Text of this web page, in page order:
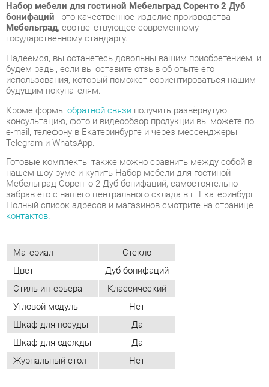
будем рады, если вы оставите отзыв об опыте его
использования, который поможет сориентироваться нашим
будущим покупателям.
Кроме формы обратной связи
консультацию, фото и видеообзор продукции вы можете по
e-mail, телефону в Екатеринбурге и через мессенджеры
Telegram и WhatsApp.
Готовые комплекты также можно сравнить между собой в
нашем шоу-руме и купить Набор мебели для гостиной
Мебельград Соренто 2 Дуб бонифаций, самостоятельно
забрав его с нашего центрального склада в г. Екатеринбург.
Полный список адресов и магазинов смотрите на странице
контактов.
Материал
Стекло
Цвет
Дуб бонифаций
Стиль интерьера
Шкаф для посуды
Да
Шкаф для одежды
Да
Журнальный стол
Нет
ОТЗЫВЫ
Пока нет отзывов, поделитесь первым своим мнением.
ДОБАВИТЬ ОТЗЫВ